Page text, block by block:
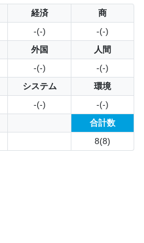
経済
商
-(-)
-(-)
外国
人間
-(-)
-(-)
システム
環境
-(-)
-(-)
合計数
8(8)